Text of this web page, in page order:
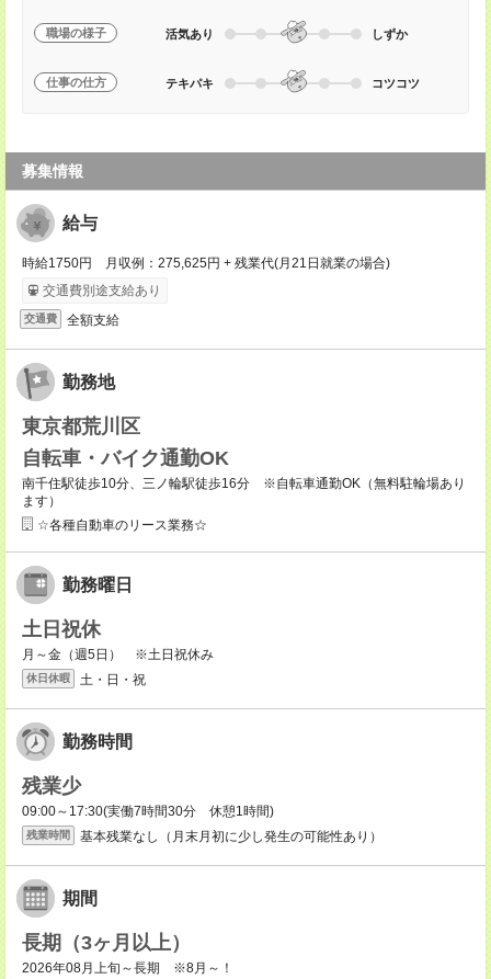
職場の様子 活気あり しずか
仕事の仕方 テキパキ コツコツ
募集情報
給与
時給1750円 月収例：275,625円 + 残業代(月21日就業の場合)
交通費別途支給あり
交通費 全額支給
勤務地
東京都荒川区
自転車・バイク通勤OK
南千住駅徒歩10分、三ノ輪駅徒歩16分 ※自転車通勤OK（無料駐輪場あり
ます）
☆各種自動車のリース業務☆
勤務曜日
土日祝休
月～金（週5日） ※土日祝休み
休日休暇 土・日・祝
勤務時間
残業少
09:00～17:30(実働7時間30分 休憩1時間)
残業時間 基本残業なし（月末月初に少し発生の可能性あり）
期間
長期（3ヶ月以上）
2026年08月上旬～長期 ※8月～！